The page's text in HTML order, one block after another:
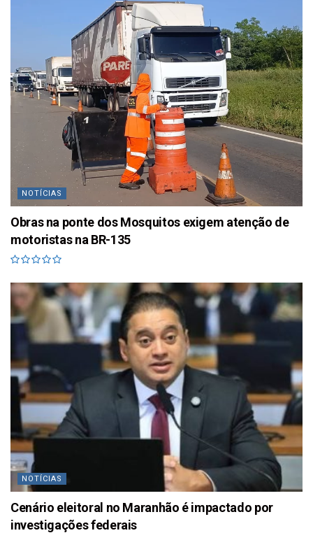
NOTÍCIAS
Obras na ponte dos Mosquitos exigem atenção de
motoristas na BR-135
NOTÍCIAS
Cenário eleitoral no Maranhão é impactado por
investigações federais